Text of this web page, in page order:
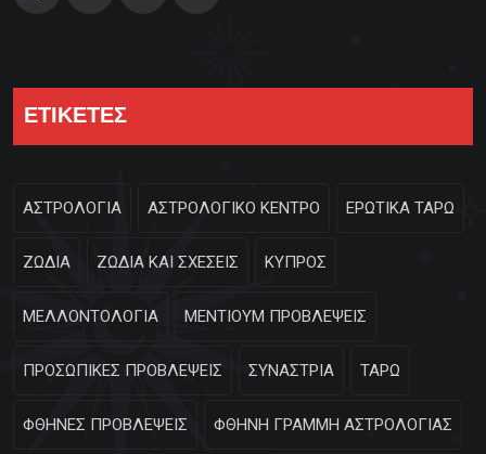
ΕΤΙΚΕΤΕΣ
ΑΣΤΡΟΛΟΓΙΑ ΑΣΤΡΟΛΟΓΙΚΟ ΚΕΝΤΡΟ ΕΡΩΤΙΚΑ ΤΑΡΩ
ΖΩΔΙΑ ΖΩΔΙΑ ΚΑΙ ΣΧΕΣΕΙΣ ΚΥΠΡΟΣ
ΜΕΛΛΟΝΤΟΛΟΓΙΑ ΜΕΝΤΙΟΥΜ ΠΡΟΒΛΕΨΕΙΣ
ΠΡΟΣΩΠΙΚΕΣ ΠΡΟΒΛΕΨΕΙΣ ΣΥΝΑΣΤΡΙΑ ΤΑΡΩ
ΦΘΗΝΕΣ ΠΡΟΒΛΕΨΕΙΣ ΦΘΗΝΗ ΓΡΑΜΜΗ ΑΣΤΡΟΛΟΓΙΑΣ